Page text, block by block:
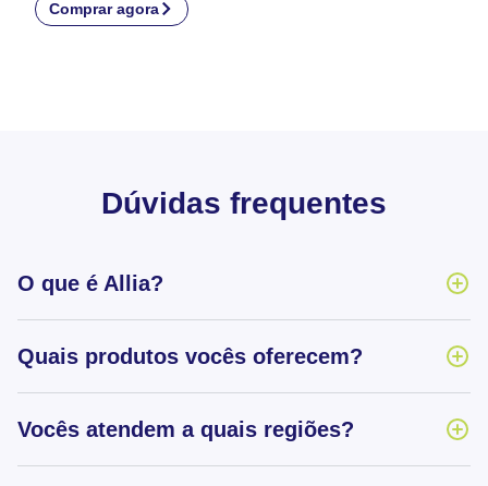
Comprar agora
Dúvidas frequentes
O que é Allia?
Quais produtos vocês oferecem?
Vocês atendem a quais regiões?